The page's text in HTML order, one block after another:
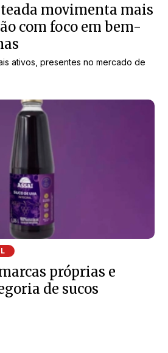
movimenta mais
com foco em bem-
ativos, presentes no mercado de
próprias e
de sucos